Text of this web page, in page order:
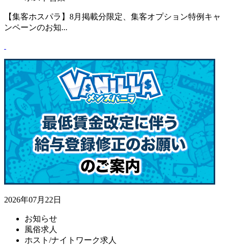
【集客ホスパラ】8月掲載分限定、集客オプション特例キャ
ンペーンのお知...
2026年07月22日
お知らせ
風俗求人
ホスト/ナイトワーク求人